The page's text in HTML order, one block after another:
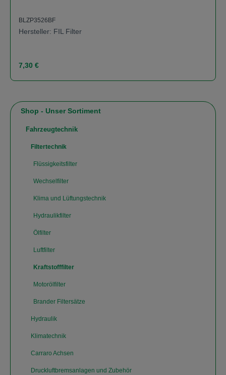
Shop - Unser Sortiment
Fahrzeugtechnik
Filtertechnik
Flüssigkeitsfilter
Wechselfilter
Klima und Lüftungstechnik
Hydraulikfilter
Ölfilter
Luftfilter
Kraftstofffilter
Motorölfilter
Brander Filtersätze
Hydraulik
Klimatechnik
Carraro Achsen
Druckluftbremsanlagen und Zubehör
BLZP3526BF
Hersteller: FIL Filter
Regulärer Preis:
7,30 €